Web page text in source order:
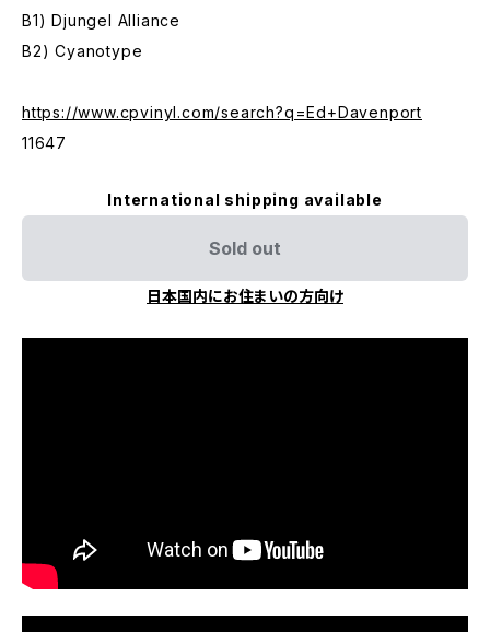
B1) Djungel Alliance
B2) Cyanotype
https://www.cpvinyl.com/search?q=Ed+Davenport
11647
International shipping available
Sold out
日本国内にお住まいの方向け